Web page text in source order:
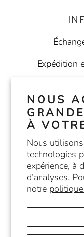
NOUS
À
Nous utilisons
technologies
expérience, à
d’analyses.
notre
Expédition